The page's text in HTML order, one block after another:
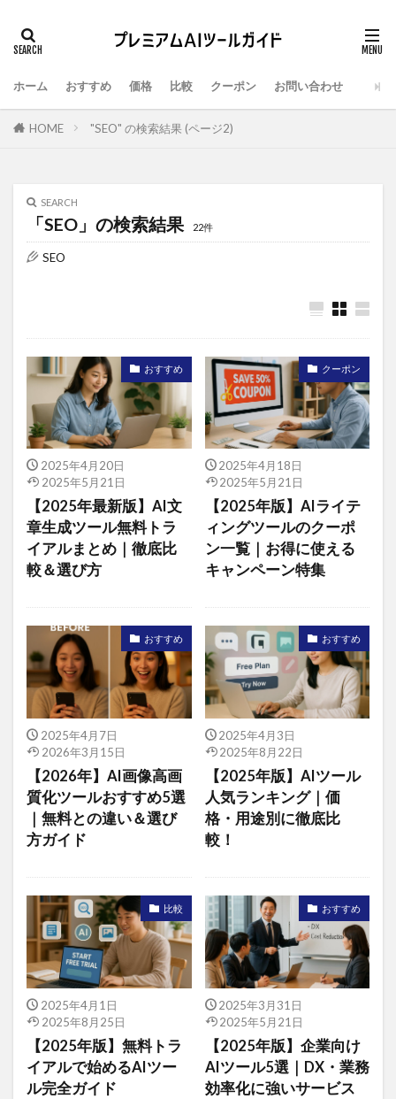
ホーム おすすめ 価格 比較 クーポン お問い合わせ
HOME "SEO" の検索結果 (ページ2)
SEARCH
「SEO」の検索結果 22件
SEO
おすすめ
2025年4月20日
2025年5月21日
【2025年最新版】AI文
章生成ツール無料トラ
イアルまとめ｜徹底比
較＆選び方
クーポン
2025年4月18日
2025年5月21日
【2025年版】AIライテ
ィングツールのクーポ
ン一覧｜お得に使える
キャンペーン特集
おすすめ
2025年4月7日
2026年3月15日
【2026年】AI画像高画
質化ツールおすすめ5選
｜無料との違い＆選び
方ガイド
おすすめ
2025年4月3日
2025年8月22日
【2025年版】AIツール
人気ランキング｜価
格・用途別に徹底比
較！
比較
2025年4月1日
2025年8月25日
【2025年版】無料トラ
イアルで始めるAIツー
ル完全ガイド
おすすめ
2025年3月31日
2025年5月21日
【2025年版】企業向け
AIツール5選｜DX・業務
効率化に強いサービス